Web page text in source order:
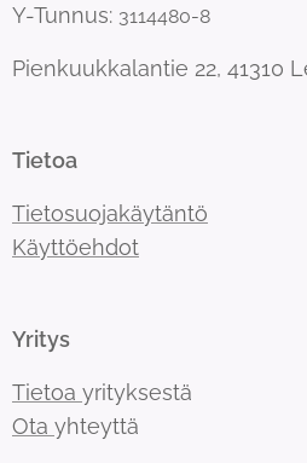
Y-Tunnus: 3114480-8
Pienkuukkalantie 22, 41310
Tietoa
Tietosuojakäytäntö
Käyttöehdot
Yritys
Tietoa yrityksestä
Ota yhteyttä